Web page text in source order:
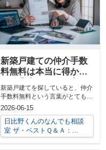
新築戸建ての仲介手数
料無料は本当に得か？
悪徳業者の見分け方と
安心な選び方
新築戸建てを探していると、仲介
手数料無料という言葉がとても魅
力的に感じられますよね。しか
し、実はその...
2026-06-15
日比野くんのなんでも相談
室 ザ・ベストＱ＆Ａ：...